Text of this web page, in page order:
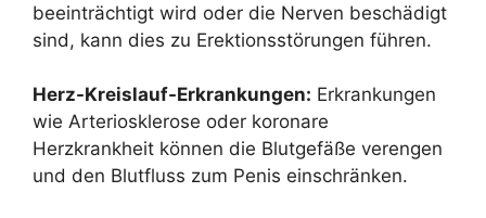
beeinträchtigt wird oder die Nerven beschädigt
sind, kann dies zu Erektionsstörungen führen.
Herz-Kreislauf-Erkrankungen: Erkrankungen
wie Arteriosklerose oder koronare
Herzkrankheit können die Blutgefäße verengen
und den Blutfluss zum Penis einschränken.